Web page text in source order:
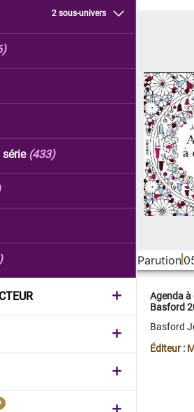
2 sous-univers
(433)
Parution
Agenda
Basford
Basford
Éditeur :